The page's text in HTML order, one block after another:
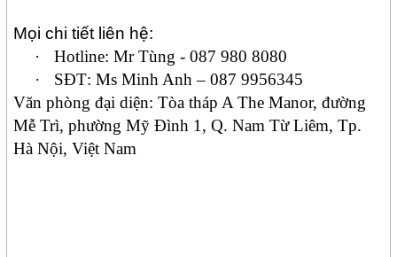
Mọi chi tiết liên hệ:
·
Hotline:Mr Tùng - 087 980 8080
·
SĐT: Ms Minh Anh– 087 9956345
Văn phòng đại diện: Tòa tháp A The Manor, đường
Mễ Trì, phường Mỹ Đình 1, Q. Nam Từ Liêm, Tp.
Hà Nội, Việt Nam